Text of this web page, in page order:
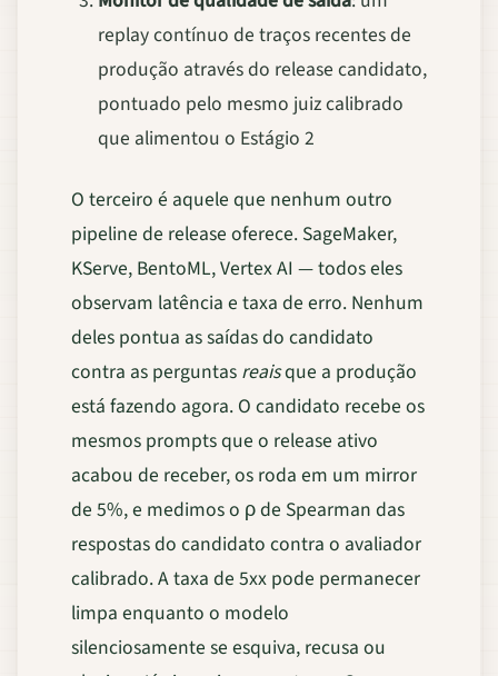
replay contínuo de traços recentes de
produção através do release candidato,
pontuado pelo mesmo juiz calibrado
que alimentou o Estágio 2
O terceiro é aquele que nenhum outro
pipeline de release oferece. SageMaker,
KServe, BentoML, Vertex AI — todos eles
observam latência e taxa de erro. Nenhum
deles pontua as saídas do candidato
contra as perguntas reaisque a produção
está fazendo agora. O candidato recebe os
mesmos prompts que o release ativo
acabou de receber, os roda em um mirror
de 5%, e medimos o ρ de Spearman das
respostas do candidato contra o avaliador
calibrado. A taxa de 5xx pode permanecer
limpa enquanto o modelo
silenciosamente se esquiva, recusa ou